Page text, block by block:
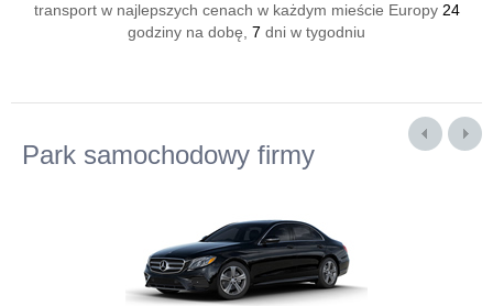
transport w najlepszych cenach w każdym mieście Europy 24
godziny na dobę, 7 dni w tygodniu
Park samochodowy firmy